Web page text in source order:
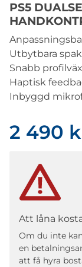
PS5
Utbytbara
Snabb
Haptisk
Inbyggd
2 490
Att låna
Om du inte
en
att få hyra